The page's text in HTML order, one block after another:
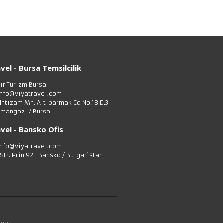
- Bursa Temsilcilik
Turizm Bursa
Mh. Altıparmak Cd No:18 D:3
/ Bursa
- Bansko Ofis
Prin 92E Bansko / Bulgaristan